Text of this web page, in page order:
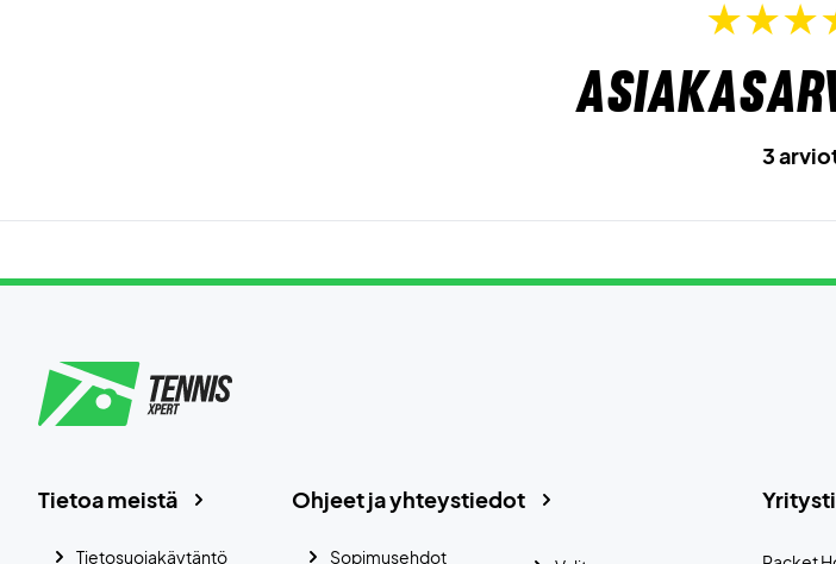
3
Ohjeet ja yhteystiedot
Sopimusehdot
Tietoa meistä
Tietosuojakäytäntö